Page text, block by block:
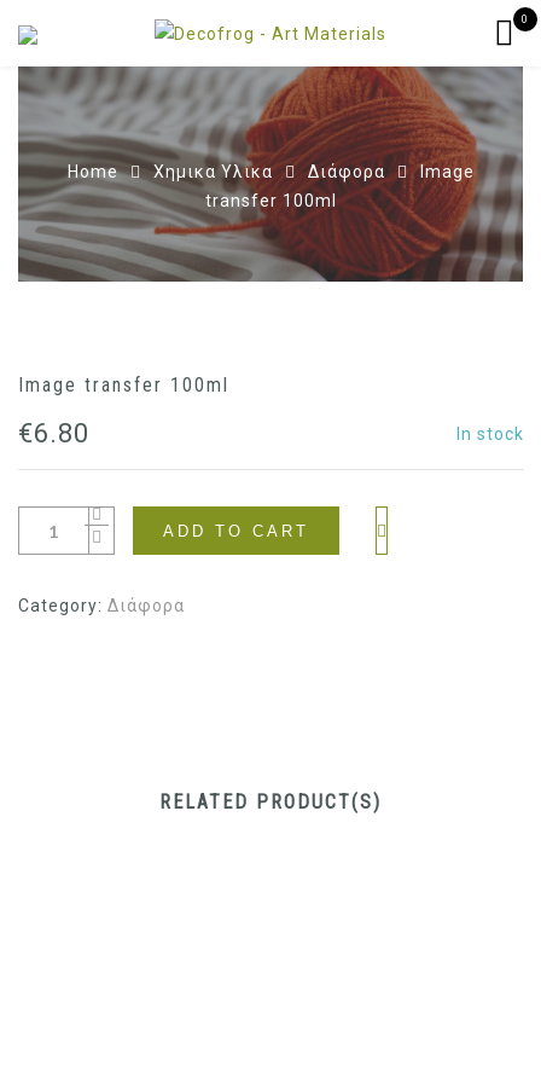
0
Home Χημικα Υλικα Διάφορα
Image
transfer 100ml
Image transfer 100ml
€6.80 In stock
ADD TO CART
Category: Διάφορα
RELATED PRODUCT(S)